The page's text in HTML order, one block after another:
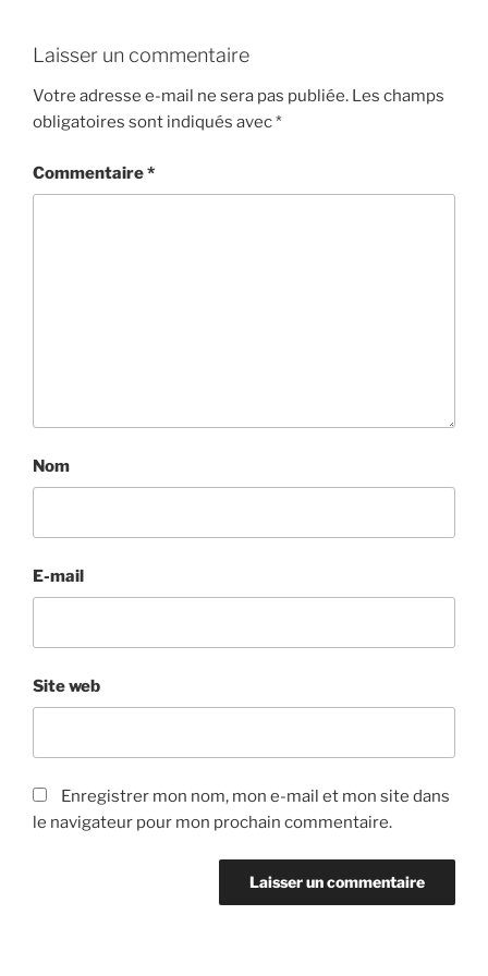
Laisser un commentaire
Votre adresse e-mail ne sera pas publiée. Les champs
obligatoires sont indiqués avec*
Commentaire*
Nom
E-mail
Site web
Enregistrer mon nom, mon e-mail et mon site dans
le navigateur pour mon prochain commentaire.